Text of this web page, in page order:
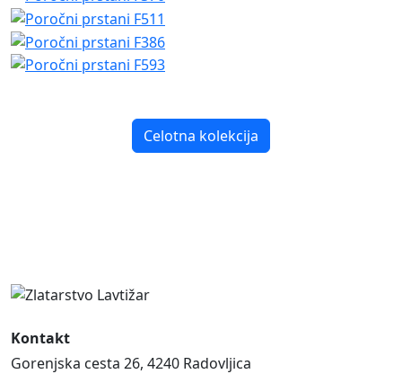
Celotna kolekcija
Kontakt
Gorenjska cesta 26, 4240 Radovljica